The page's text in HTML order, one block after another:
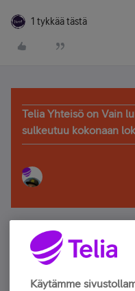
1 tykkää tästä
Telia Yhteisö on Vain
sulkeutuu kokonaan
Älä jää paitsi –
Tilaa Telian uutiskirje
Käytämme